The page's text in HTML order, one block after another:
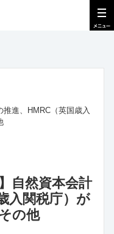
推進、HMRC（英国歳入
自然資本会計
入関税庁）が
の他